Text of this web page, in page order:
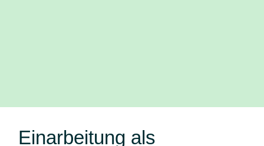
Einarbeitung als